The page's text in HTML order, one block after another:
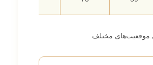
موقعیت‌های مختلف